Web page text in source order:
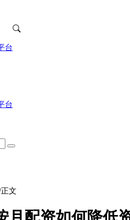
台
台
正文